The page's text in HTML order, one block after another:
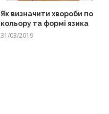
Як визначити хвороби по
кольору та формі язика
31/03/2019